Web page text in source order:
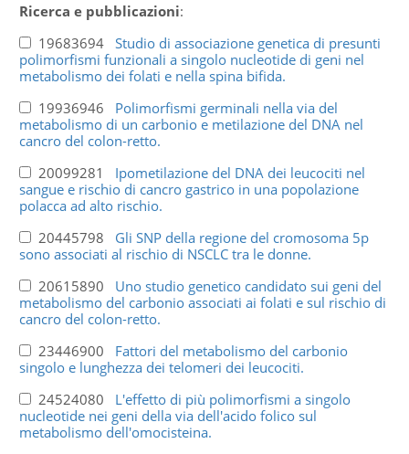
Ricerca e pubblicazioni:
19683694 Studio di associazione genetica di presunti
polimorfismi funzionali a singolo nucleotide di geni nel
metabolismo dei folati e nella spina bifida.
19936946 Polimorfismi germinali nella via del
metabolismo di un carbonio e metilazione del DNA nel
cancro del colon-retto.
20099281 Ipometilazione del DNA dei leucociti nel
sangue e rischio di cancro gastrico in una popolazione
polacca ad alto rischio.
20445798 Gli SNP della regione del cromosoma 5p
sono associati al rischio di NSCLC tra le donne.
20615890 Uno studio genetico candidato sui geni del
metabolismo del carbonio associati ai folati e sul rischio di
cancro del colon-retto.
23446900 Fattori del metabolismo del carbonio
singolo e lunghezza dei telomeri dei leucociti.
24524080 L'effetto di più polimorfismi a singolo
nucleotide nei geni della via dell'acido folico sul
metabolismo dell'omocisteina.